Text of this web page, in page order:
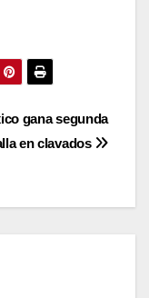
gana segunda
en clavados